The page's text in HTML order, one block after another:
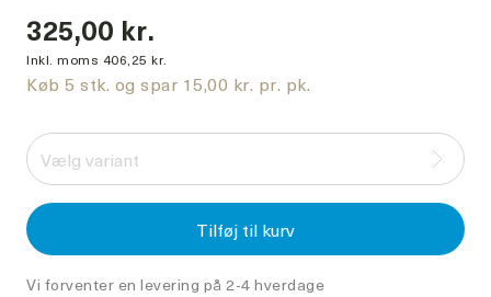
325,00 kr.
Inkl. moms 406,25 kr.
Køb 5 stk. og spar 15,00 kr. pr. pk.
Vælg variant
Tilføj til kurv
Vi forventer en levering på 2-4 hverdage